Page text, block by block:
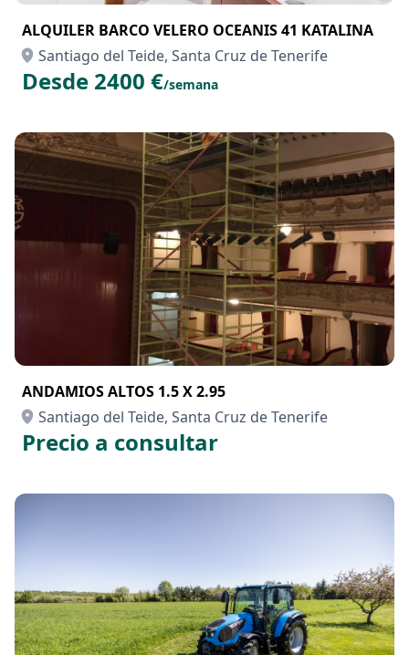
ALQUILER BARCO VELERO OCEANIS 41 KATALINA
Santiago del Teide, Santa Cruz de Tenerife
Desde 2400 €/semana
ANDAMIOS ALTOS 1.5 X 2.95
Santiago del Teide, Santa Cruz de Tenerife
Precio a consultar